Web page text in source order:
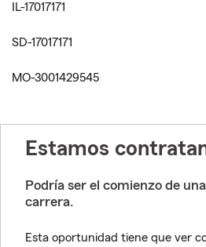
IL-17017171
SD-17017171
MO-3001429545
Estamos
Podría ser el comienzo de
carrera.
Esta oportunidad tiene que ver